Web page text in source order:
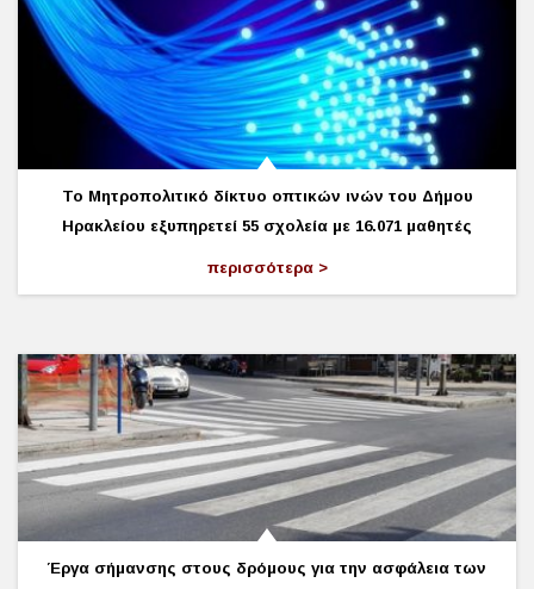
Το Μητροπολιτικό δίκτυο οπτικών ινών του Δήμου
Ηρακλείου εξυπηρετεί 55 σχολεία με 16.071 μαθητές
περισσότερα
Έργα σήμανσης στους δρόμους για την ασφάλεια των